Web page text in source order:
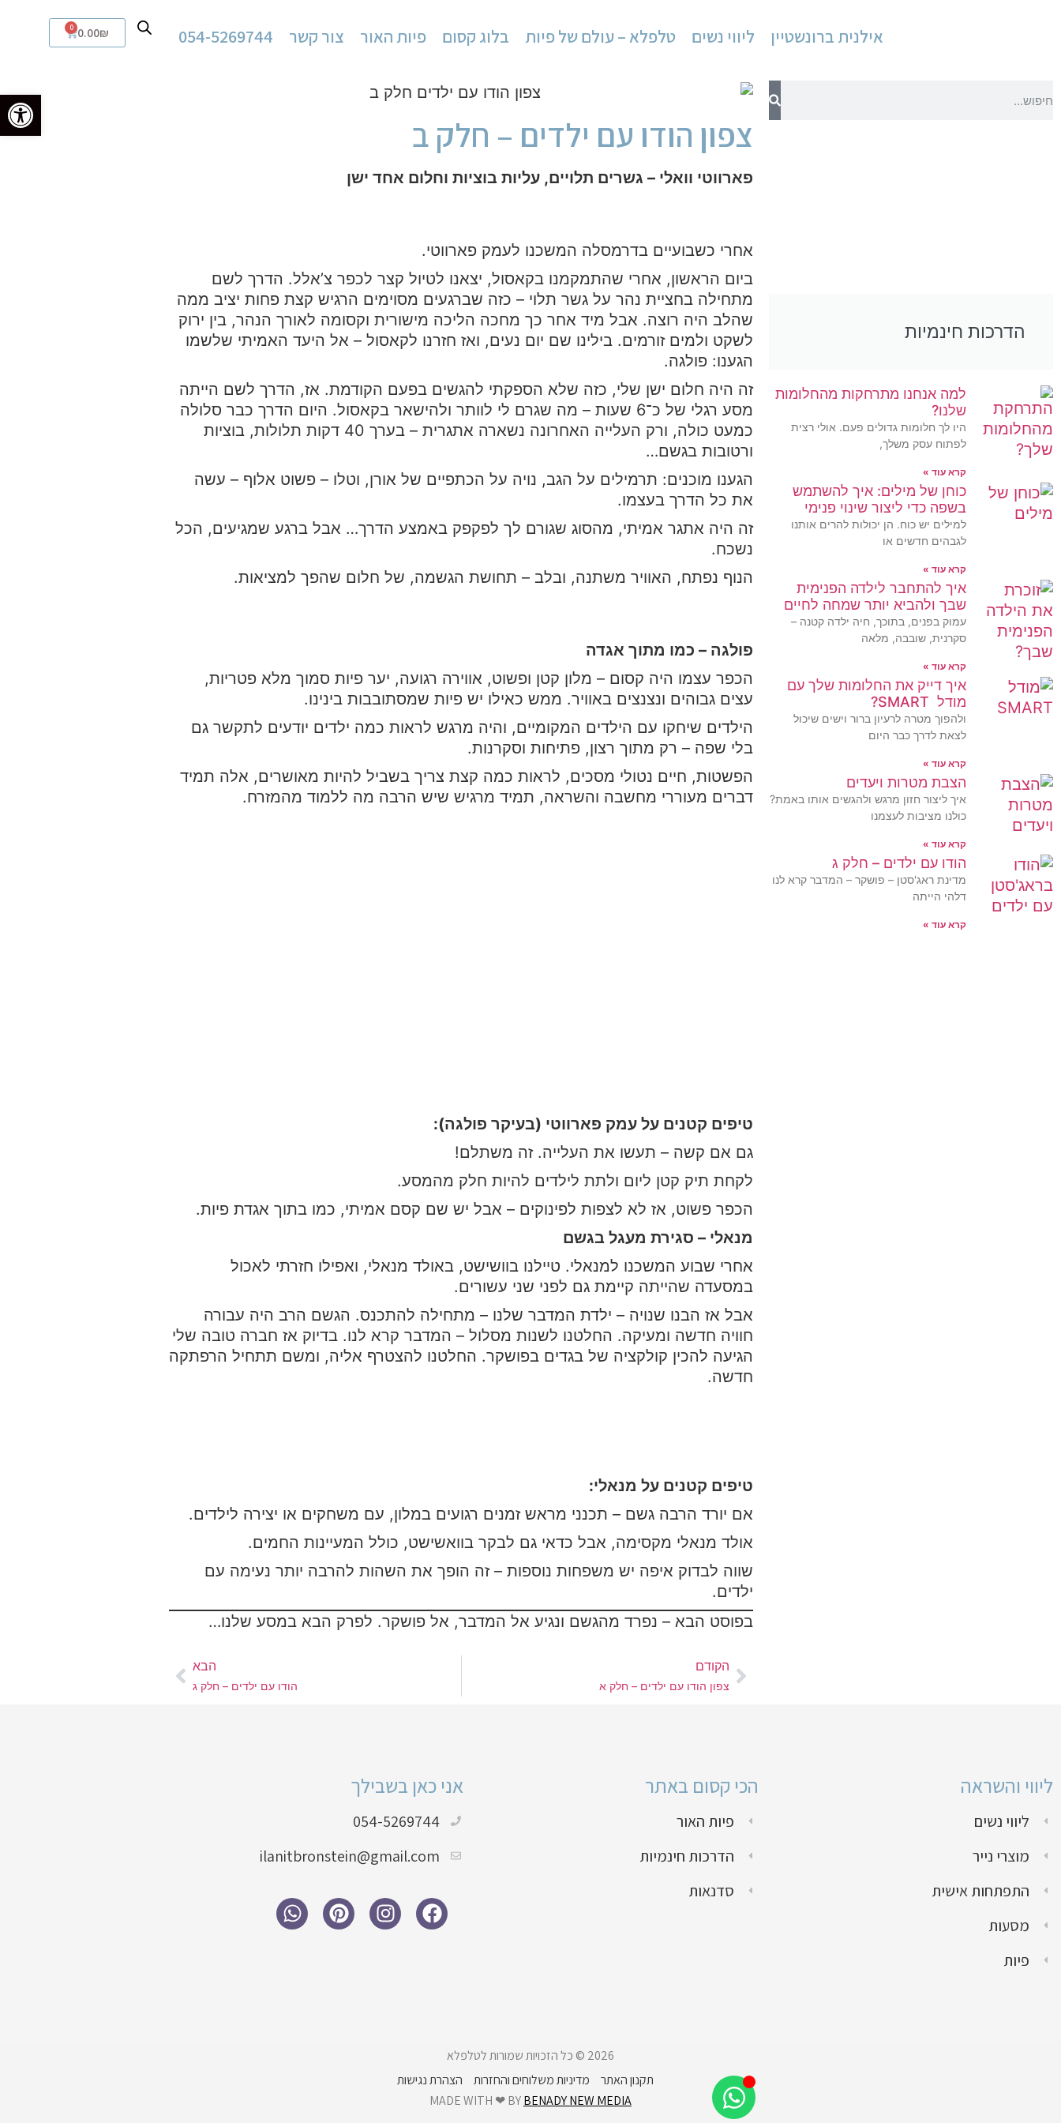
אילנית ברונשטיין ליווי נשים טלפלא – עולם של פיות בלוג קסום פיות האור צור קשר 054-5269744
0.00₪
0
הדרכות חינמיות
למה אנחנו מתרחקות מהחלומות
שלנו?
היו לך חלומות גדולים פעם. אולי רצית
לפתוח עסק משלך,
קרא עוד »
כוחן של מילים: איך להשתמש
בשפה כדי ליצור שינוי פנימי
למילים יש כוח. הן יכולות להרים אותנו
לגבהים חדשים או
קרא עוד »
איך להתחבר לילדה הפנימית
שבך ולהביא יותר שמחה לחיים
עמוק בפנים, בתוכך, חיה ילדה קטנה –
סקרנית, שובבה, מלאה
קרא עוד »
איך דייק את החלומות שלך עם
מודל SMART?
ולהפוך מטרה לרעיון ברור וישים שיכול
לצאת לדרך כבר היום
קרא עוד »
הצבת מטרות ויעדים
איך ליצור חזון מרגש ולהגשים אותו באמת?
כולנו מציבות לעצמנו
קרא עוד »
הודו עם ילדים – חלק ג
מדינת ראג'סטן – פושקר – המדבר קרא לנו
דלהי הייתה
קרא עוד »
צפון הודו עם ילדים – חלק ב
פארווטי וואלי – גשרים תלויים, עליות בוציות וחלום אחד ישן
אחרי כשבועיים בדרמסלה המשכנו לעמק פארווטי.
ביום הראשון, אחרי שהתמקמנו בקאסול, יצאנו לטיול קצר לכפר צ’אלל. הדרך לשם
מתחילה בחציית נהר על גשר תלוי – כזה שברגעים מסוימים הרגיש קצת פחות יציב ממה
שהלב היה רוצה. אבל מיד אחר כך מחכה הליכה מישורית וקסומה לאורך הנהר, בין ירוק
לשקט ולמים זורמים. בילינו שם יום נעים, ואז חזרנו לקאסול – אל היעד האמיתי שלשמו
הגענו: פולגה.
זה היה חלום ישן שלי, כזה שלא הספקתי להגשים בפעם הקודמת. אז, הדרך לשם הייתה
מסע רגלי של כ־6 שעות – מה שגרם לי לוותר ולהישאר בקאסול. היום הדרך כבר סלולה
כמעט כולה, ורק העלייה האחרונה נשארה אתגרית – בערך 40 דקות תלולות, בוציות
ורטובות בגשם…
הגענו מוכנים: תרמילים על הגב, נויה על הכתפיים של אורן, וטלו – פשוט אלוף – עשה
את כל הדרך בעצמו.
זה היה אתגר אמיתי, מהסוג שגורם לך לפקפק באמצע הדרך… אבל ברגע שמגיעים, הכל
נשכח.
הנוף נפתח, האוויר משתנה, ובלב – תחושת הגשמה, של חלום שהפך למציאות.
פולגה – כמו מתוך אגדה
הכפר עצמו היה קסום – מלון קטן ופשוט, אווירה רגועה, יער פיות סמוך מלא פטריות,
עצים גבוהים ונצנצים באוויר. ממש כאילו יש פיות שמסתובבות בינינו.
הילדים שיחקו עם הילדים המקומיים, והיה מרגש לראות כמה ילדים יודעים לתקשר גם
בלי שפה – רק מתוך רצון, פתיחות וסקרנות.
הפשטות, חיים נטולי מסכים, לראות כמה קצת צריך בשביל להיות מאושרים, אלה תמיד
דברים מעוררי מחשבה והשראה, תמיד מרגיש שיש הרבה מה ללמוד מהמזרח.
טיפים קטנים על עמק פארווטי (בעיקר פולגה):
גם אם קשה – תעשו את העלייה. זה משתלם!
לקחת תיק קטן ליום ולתת לילדים להיות חלק מהמסע.
הכפר פשוט, אז לא לצפות לפינוקים – אבל יש שם קסם אמיתי, כמו בתוך אגדת פיות.
מנאלי – סגירת מעגל בגשם
אחרי שבוע המשכנו למנאלי. טיילנו בוושישט, באולד מנאלי, ואפילו חזרתי לאכול
במסעדה שהייתה קיימת גם לפני שני עשורים.
אבל אז הבנו שנויה – ילדת המדבר שלנו – מתחילה להתכנס. הגשם הרב היה עבורה
חוויה חדשה ומעיקה. החלטנו לשנות מסלול – המדבר קרא לנו. בדיוק אז חברה טובה שלי
הגיעה להכין קולקציה של בגדים בפושקר. החלטנו להצטרף אליה, ומשם תתחיל הרפתקה
חדשה.
טיפים קטנים על מנאלי:
אם יורד הרבה גשם – תכנני מראש זמנים רגועים במלון, עם משחקים או יצירה לילדים.
אולד מנאלי מקסימה, אבל כדאי גם לבקר בוואשישט, כולל המעיינות החמים.
שווה לבדוק איפה יש משפחות נוספות – זה הופך את השהות להרבה יותר נעימה עם
ילדים.
בפוסט הבא – נפרד מהגשם ונגיע אל המדבר, אל פושקר. לפרק הבא במסע שלנו…
הקודם
צפון הודו עם ילדים – חלק א
הבא
הודו עם ילדים – חלק ג
ליווי והשראה
ליווי נשים
מוצרי נייר
התפתחות אישית
מסעות
פיות
הכי קסום באתר
פיות האור
הדרכות חינמיות
סדנאות
אני כאן בשבילך
054-5269744
ilanitbronstein@gmail.com
2026 © כל הזכויות שמורות לטלפלא
תקנון האתר
מדיניות משלוחים והחזרות
הצהרת נגישות
MADE WITH ❤ BYBENADY NEW MEDIA
פתח